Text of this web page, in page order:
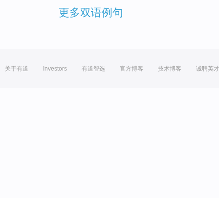
更多双语例句
关于有道 Investors 有道智选 官方博客 技术博客 诚聘英才